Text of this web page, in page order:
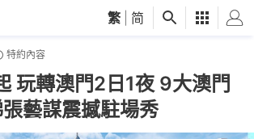
繁 简
特約內容
玩轉澳門2日1夜 9大澳門
藝謀震撼駐場秀